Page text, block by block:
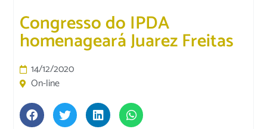
Congresso do IPDA
homenageará Juarez Freitas
14/12/2020
On-line